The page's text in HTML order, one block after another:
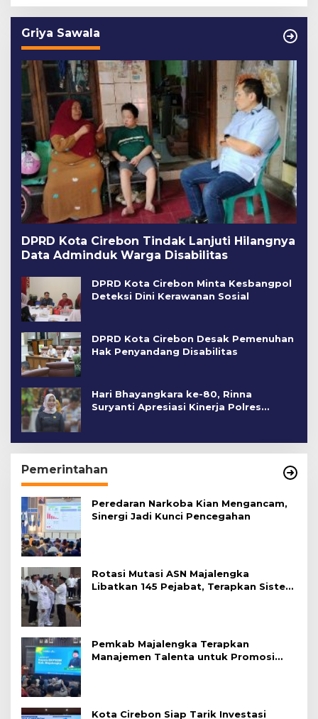
Griya Sawala
DPRD Kota Cirebon Tindak Lanjuti Hilangnya
Data Adminduk Warga Disabilitas
DPRD Kota Cirebon Minta Kesbangpol
Deteksi Dini Kerawanan Sosial
DPRD Kota Cirebon Desak Pemenuhan
Hak Penyandang Disabilitas
Hari Bhayangkara ke-80, Rinna
Suryanti Apresiasi Kinerja Polres
Pemerintahan
Peredaran Narkoba Kian Mengancam,
Sinergi Jadi Kunci Pencegahan
Rotasi Mutasi ASN Majalengka
Libatkan 145 Pejabat, Terapkan Sistem
Pemkab Majalengka Terapkan
Manajemen Talenta untuk Promosi
Kota Cirebon Siap Tarik Investasi